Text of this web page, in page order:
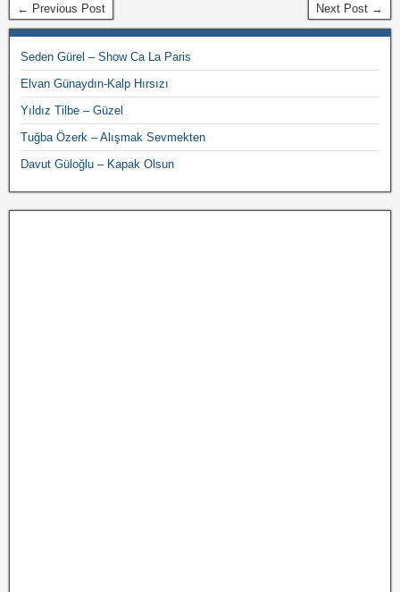
← Previous Post Next Post →
Seden Gürel – Show Ca La Paris
Elvan Günaydın-Kalp Hırsızı
Yıldız Tilbe – Güzel
Tuğba Özerk – Alışmak Sevmekten
Davut Güloğlu – Kapak Olsun